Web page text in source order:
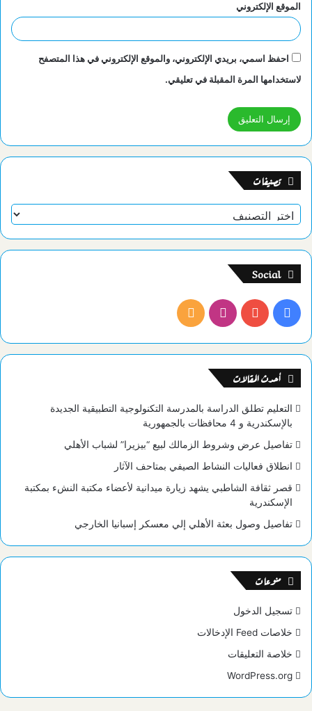
الموقع الإلكتروني
احفظ اسمي، بريدي الإلكتروني، والموقع الإلكتروني في هذا المتصفح
لاستخدامها المرة المقبلة في تعليقي.
تصنيفات
تصنيفات
Social
فيسبوك يوتيوب انستقرامملخص
الموقع
أحدث المقالات
التعليم تطلق الدراسة بالمدرسة التكنولوجية التطبيقية الجديدة
بالإسكندرية و 4 محافظات بالجمهورية
تفاصيل عرض وشروط الزمالك لبيع “بيزيرا” لشباب الأهلي
انطلاق فعاليات النشاط الصيفي بمتاحف الآثار
قصر ثقافة الشاطبي يشهد زيارة ميدانية لأعضاء مكتبة النشء بمكتبة
الإسكندرية
تفاصيل وصول بعثة الأهلي إلي معسكر إسبانيا الخارجي
منوعات
تسجيل الدخول
خلاصات Feed الإدخالات
خلاصة التعليقات
WordPress.org